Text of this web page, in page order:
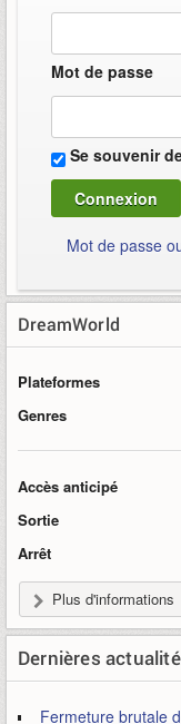
Mot de passe
Se souvenir
Mot de passe
DreamWorld
Plateformes
Genres
Accès anticipé
Sortie
Arrêt
Plus d'informations
Dernières
Fermeture brutale